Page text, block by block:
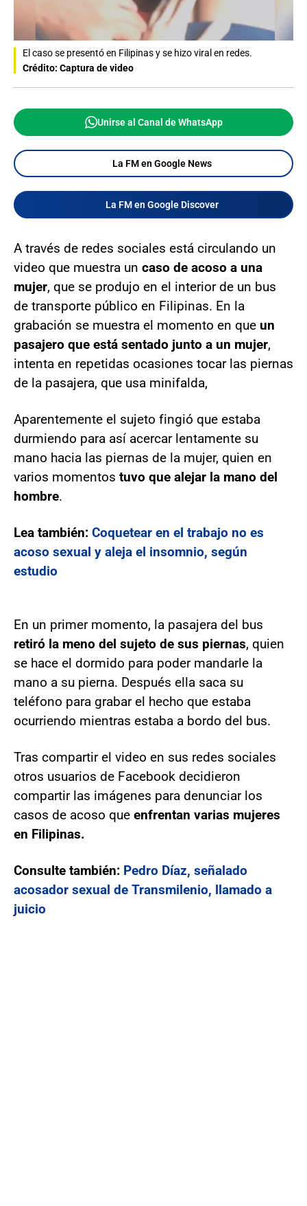
El caso se presentó en Filipinas y se hizo viral en redes.
Crédito: Captura de video
Unirse al Canal de WhatsApp
La FM en Google News
La FM en Google Discover
A través de redes sociales está circulando un
video que muestra un caso de acoso a una
mujer, que se produjo en el interior de un bus
de transporte público en Filipinas. En la
grabación se muestra el momento en que un
pasajero que está sentado junto a un mujer,
intenta en repetidas ocasiones tocar las piernas
de la pasajera, que usa minifalda,
Aparentemente el sujeto fingió que estaba
durmiendo para así acercar lentamente su
mano hacia las piernas de la mujer, quien en
varios momentos tuvo que alejar la mano del
hombre.
Lea también: Coquetear en el trabajo no es
acoso sexual y aleja el insomnio, según
estudio
En un primer momento, la pasajera del bus
retiró la meno del sujeto de sus piernas, quien
se hace el dormido para poder mandarle la
mano a su pierna. Después ella saca su
teléfono para grabar el hecho que estaba
ocurriendo mientras estaba a bordo del bus.
Tras compartir el video en sus redes sociales
otros usuarios de Facebook decidieron
compartir las imágenes para denunciar los
casos de acoso que enfrentan varias mujeres
en Filipinas.
Consulte también: Pedro Díaz, señalado
acosador sexual de Transmilenio, llamado a
juicio